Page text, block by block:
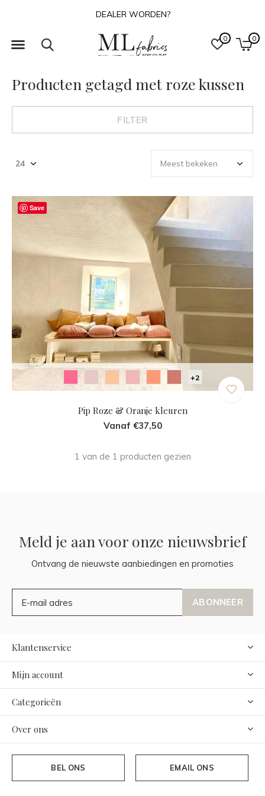
0 0
DEALER WORDEN?
Producten getagd met roze kussen
FILTER
+2
Pip Roze & Oranje kleuren
Vanaf €37,50
1 van de 1 producten gezien
Meld je aan voor onze nieuwsbrief
Ontvang de nieuwste aanbiedingen en promoties
ABONNEER
Klantenservice
Mijn account
Categorieën
Over ons
BEL ONS EMAIL ONS
Save